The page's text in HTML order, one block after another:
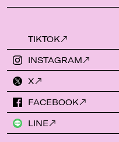
TIKTOK
INSTAGRAM
X
FACEBOOK
LINE